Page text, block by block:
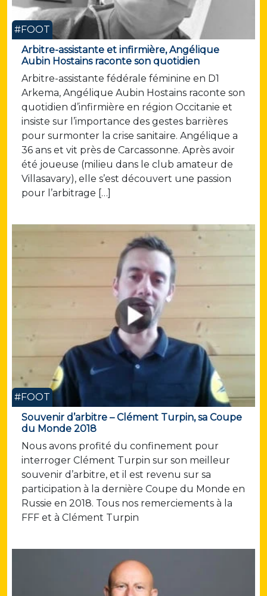
#FOOT
Arbitre-assistante et infirmière, Angélique
Aubin Hostains raconte son quotidien
Arbitre-assistante fédérale féminine en D1
Arkema, Angélique Aubin Hostains raconte son
quotidien d’infirmière en région Occitanie et
insiste sur l’importance des gestes barrières
pour surmonter la crise sanitaire. Angélique a
36 ans et vit près de Carcassonne. Après avoir
été joueuse (milieu dans le club amateur de
Villasavary), elle s’est découvert une passion
pour l’arbitrage […]
#FOOT
Souvenir d’arbitre – Clément Turpin, sa Coupe
du Monde 2018
Nous avons profité du confinement pour
interroger Clément Turpin sur son meilleur
souvenir d’arbitre, et il est revenu sur sa
participation à la dernière Coupe du Monde en
Russie en 2018. Tous nos remerciements à la
FFF et à Clément Turpin